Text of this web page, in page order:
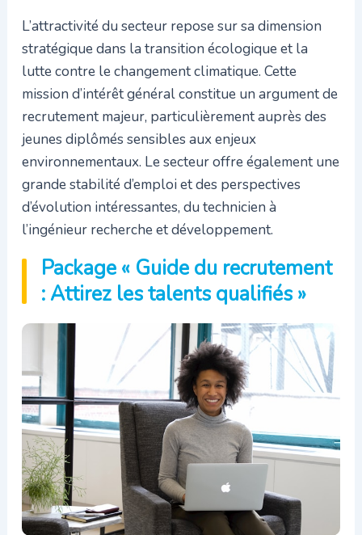
L’attractivité du secteur repose sur sa dimension
stratégique dans la transition écologique et la
lutte contre le changement climatique. Cette
mission d’intérêt général constitue un argument de
recrutement majeur, particulièrement auprès des
jeunes diplômés sensibles aux enjeux
environnementaux. Le secteur offre également une
grande stabilité d’emploi et des perspectives
d’évolution intéressantes, du technicien à
l’ingénieur recherche et développement.
Package « Guide du recrutement
: Attirez les talents qualifiés »